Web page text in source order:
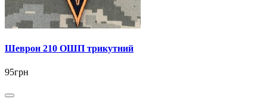
Шеврон 210 ОШП трикутний
95грн